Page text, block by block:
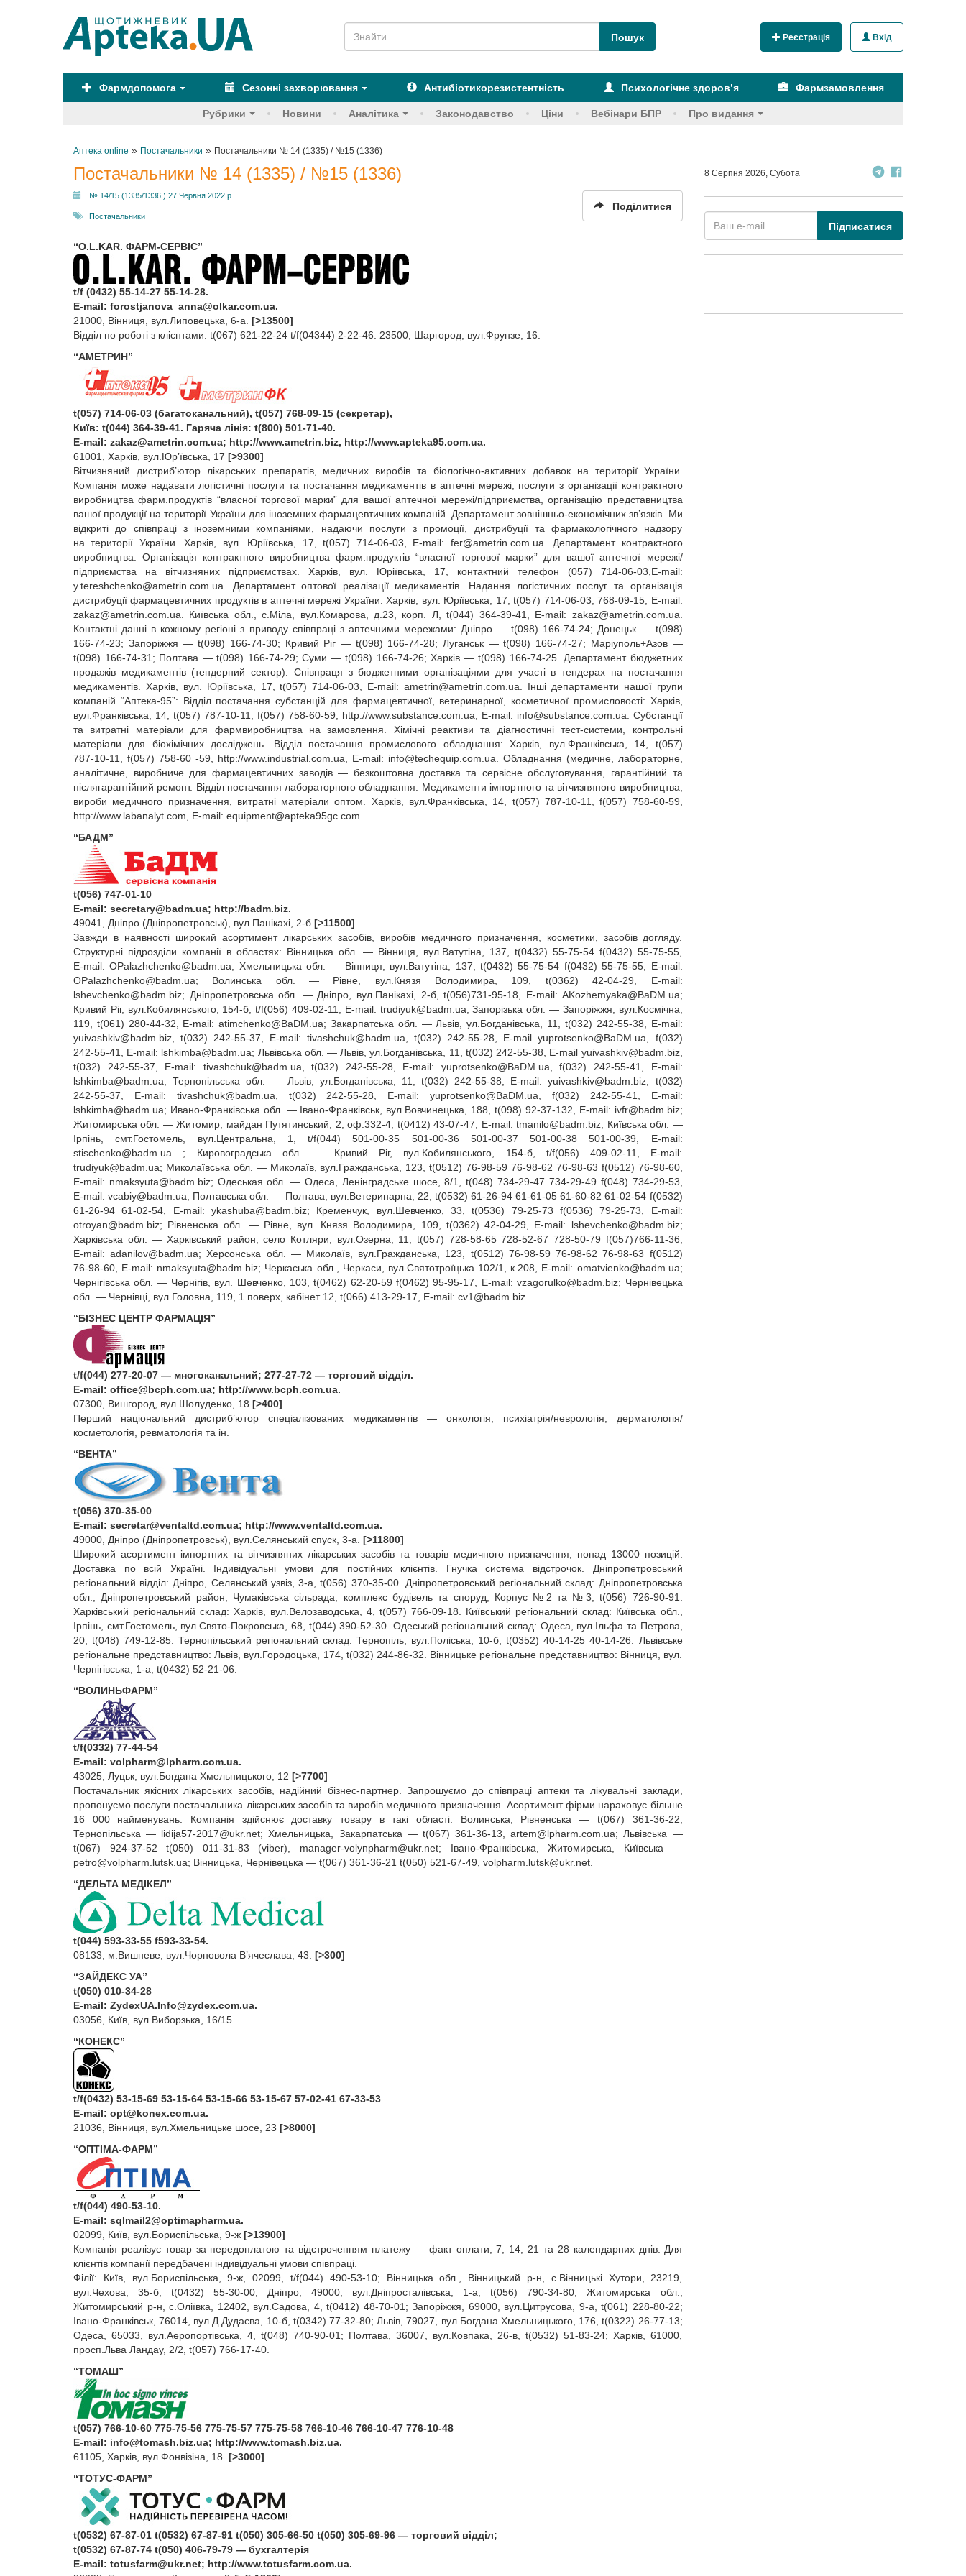
Реєстрація Вхід
Фармдопомога Сезонні захворювання Антибіотикорезистентність Психологічне здоров’я Фармзамовлення
Рубрики Новини Аналітика Законодавство Ціни Вебінари БПР Про видання
Аптека online » Постачальники » Постачальники № 14 (1335) / №15 (1336)
Постачальники № 14 (1335) / №15 (1336)
№ 14/15 (1335/1336 ) 27 Червня 2022 р.
Постачальники
Поділитися
“O.L.KAR. ФАРМ-СЕРВІС”
t/f (0432) 55-14-27 55-14-28.
E‑mail: forostjanova_anna@olkar.com.ua.
21000, Вінниця, вул.Липовецька, 6-а. [>13500]
Відділ по роботі з клієнтами: t(067) 621‑22‑24 t/f(04344) 2‑22‑46. 23500, Шаргород, вул.Фрунзе, 16.
“АМЕТРИН”
t(057) 714-06-03 (багатоканальний), t(057) 768-09-15 (секретар),
Київ: t(044) 364-39-41. Гаряча лінія: t(800) 501-71-40.
E‑mail: zakaz@ametrin.com.ua; http://www.ametrin.biz, http://www.apteka95.com.ua.
61001, Харків, вул.Юр’ївська, 17 [>9300]
Вітчизняний дистриб’ютор лікарських препаратів, медичних виробів та біологічно‑активних добавок на території України.
Компанія може надавати логістичні послуги та постачання медикаментів в аптечні мережі, послуги з організації контрактного
виробництва фарм.продуктів “власної торгової марки” для вашої аптечної мережі/підприємства, організацію представництва
вашої продукції на території України для іноземних фармацевтичних компаній. Департамент зовнішньо‑економічних зв’язків. Ми
відкриті до співпраці з іноземними компаніями, надаючи послуги з промоції, дистрибуції та фармакологічного надзору
на території України. Харків, вул. Юріївська, 17, t(057) 714‑06‑03, E‑mail: fer@ametrin.com.ua . Департамент контрактного
виробництва. Організація контрактного виробництва фарм.продуктів “власної торгової марки” для вашої аптечної мережі/
підприємства на вітчизняних підприємствах. Харків, вул. Юріївська, 17, контактний телефон (057) 714‑06‑03,E‑mail:
y.tereshchenko@ametrin.com.ua . Департамент оптової реалізації медикаментів. Надання логістичних послуг та організація
дистрибуції фармацевтичних продуктів в аптечні мережі України. Харків, вул. Юріївська, 17, t(057) 714‑06‑03, 768‑09‑15, E‑mail:
zakaz@ametrin.com.ua . Київська обл., с.Міла, вул.Комарова, д.23, корп. Л, t(044) 364‑39‑41, E‑mail: zakaz@ametrin.com.ua
Контактні данні в кожному регіоні з приводу співпраці з аптечними мережами: Дніпро — t(098) 166‑74‑24; Донецьк — t(098)
166‑74‑23; Запоріжжя — t(098) 166‑74‑30; Кривий Ріг — t(098) 166‑74‑28; Луганськ — t(098) 166‑74‑27; Маріуполь+Азов —
t(098) 166‑74‑31; Полтава — t(098) 166‑74‑29; Суми — t(098) 166‑74‑26; Харків — t(098) 166‑74‑25. Департамент бюджетних
продажів медикаментів (тендерний сектор). Співпраця з бюджетними організаціями для участі в тендерах на постачання
медикаментів. Харків, вул. Юріївська, 17, t(057) 714‑06‑03, E‑mail: ametrin@ametrin.com.ua . Інші департаменти нашої групи
компаній “Аптека‑95”: Відділ постачання субстанцій для фармацевтичної, ветеринарної, косметичної промисловості: Харків,
вул.Франківська, 14, t(057) 787‑10‑11, f(057) 758‑60‑59, http://www.substance.com.ua, E‑mail: info@substance.com.ua . Субстанції
та витратні матеріали для фармвиробництва на замовлення. Хімічні реактиви та діагностичні тест‑системи, контрольні
матеріали для біохімічних досліджень. Відділ постачання промислового обладнання: Харків, вул.Франківська, 14, t(057)
787‑10‑11, f(057) 758‑60 ‑59, http://www.industrial.com.ua, E‑mail: info@techequip.com.ua . Обладнання (медичне, лабораторне,
аналітичне, виробниче для фармацевтичних заводів — безкоштовна доставка та сервісне обслуговування, гарантійний та
післягарантійний ремонт. Відділ постачання лабораторного обладнання: Медикаменти імпортного та вітчизняного виробництва,
вироби медичного призначення, витратні матеріали оптом. Харків, вул.Франківська, 14, t(057) 787‑10‑11, f(057) 758‑60‑59,
http://www.labanalyt.com, E‑mail: equipment@apteka95gc.com
“БАДМ”
t(056) 747-01-10
E‑mail: secretary@badm.ua; http://badm.biz.
49041, Дніпро (Дніпропетровськ), вул.Панікахі, 2-б [>11500]
Завжди в наявності широкий асортимент лікарських засобів, виробів медичного призначення, косметики, засобів догляду.
Структурні підрозділи компанії в областях: Вінницька обл. — Вінниця, вул.Ватутіна, 137, t(0432) 55‑75‑54 f(0432) 55‑75‑55,
E‑mail:OPalazhchenko@badm.ua; Хмельницька обл. — Вінниця, вул.Ватутіна, 137, t(0432) 55‑75‑54 f(0432) 55‑75‑55, E‑mail:
OPalazhchenko@badm.ua; Волинська обл. — Рівне, вул.Князя Володимира, 109, t(0362) 42‑04‑29, E‑mail:
lshevchenko@badm.biz; Дніпропетровська обл. — Дніпро, вул.Панікахі, 2‑б, t(056)731‑95‑18, E‑mail: AKozhemyaka@BaDM.ua;
Кривий Ріг, вул.Кобилянського, 154‑б, t/f(056) 409‑02‑11, E‑mail: trudiyuk@badm.ua; Запорізька обл. — Запоріжжя, вул.Космічна,
119, t(061) 280‑44‑32, E‑mail:atimchenko@BaDM.ua; Закарпатська обл. — Львів, ул.Богданівська, 11, t(032) 242‑55‑38, E‑mail:
yuivashkiv@badm.biz , t(032) 242‑55‑37, E‑mail:tivashchuk@badm.ua , t(032) 242‑55‑28, E‑mailyuprotsenko@BaDM.ua , f(032)
242‑55‑41, E‑mail: lshkimba@badm.ua; Львівська обл. — Львів, ул.Богданівська, 11, t(032) 242‑55‑38, E‑mail yuivashkiv@badm.biz,
t(032) 242‑55‑37, E‑mail: tivashchuk@badm.ua , t(032) 242‑55‑28, E‑mail: yuprotsenko@BaDM.ua , f(032) 242‑55‑41, E‑mail:
lshkimba@badm.ua; Тернопільська обл. — Львів, ул.Богданівська, 11, t(032) 242‑55‑38, E‑mail:yuivashkiv@badm.biz , t(032)
242‑55‑37, E‑mail: tivashchuk@badm.ua , t(032) 242‑55‑28, E‑mail:yuprotsenko@BaDM.ua , f(032) 242‑55‑41, E‑mail:
lshkimba@badm.ua; Ивано‑Франківська обл. — Івано‑Франківськ, вул.Вовчинецька, 188, t(098) 92‑37‑132, E‑mail: ivfr@badm.biz;
Житомирська обл. — Житомир, майдан Путятинський, 2, оф.332‑4, t(0412) 43‑07‑47, E‑mail:tmanilo@badm.biz; Київська обл. —
Ірпінь, смт.Гостомель, вул.Центральна, 1, t/f(044) 501‑00‑35 501‑00‑36 501‑00‑37 501‑00‑38 501‑00‑39, E‑mail:
stischenko@badm.ua ; Кировоградська обл. — Кривий Ріг, вул.Кобилянського, 154‑б, t/f(056) 409‑02‑11, E‑mail:
trudiyuk@badm.ua; Миколаївська обл. — Миколаїв, вул.Гражданська, 123, t(0512) 76‑98‑59 76‑98‑62 76‑98‑63 f(0512) 76‑98‑60,
E‑mail: nmaksyuta@badm.biz; Одеськая обл. — Одеса, Ленінградське шосе, 8/1, t(048) 734‑29‑47 734‑29‑49 f(048) 734‑29‑53,
E‑mail:vcabiy@badm.ua; Полтавська обл. — Полтава, вул.Ветеринарна, 22, t(0532) 61‑26‑94 61‑61‑05 61‑60‑82 61‑02‑54 f(0532)
61‑26‑94 61‑02‑54, E‑mail: ykashuba@badm.biz; Кременчук, вул.Шевченко, 33, t(0536) 79‑25‑73 f(0536) 79‑25‑73, E‑mail:
otroyan@badm.biz; Рівненська обл. — Рівне, вул. Князя Володимира, 109, t(0362) 42‑04‑29, E‑mail: lshevchenko@badm.biz;
Харківська обл. — Харківський район, село Котляри, вул.Озерна, 11, t(057) 728‑58‑65 728‑52‑67 728‑50‑79 f(057)766‑11‑36,
E‑mail:adanilov@badm.ua; Херсонська обл. — Миколаїв, вул.Гражданська, 123, t(0512) 76‑98‑59 76‑98‑62 76‑98‑63 f(0512)
76‑98‑60, E‑mail: nmaksyuta@badm.biz; Черкаська обл., Черкаси, вул.Святотроїцька 102/1, к.208, E‑mail: omatvienko@badm.ua;
Чернігівська обл. — Чернігів, вул. Шевченко, 103, t(0462) 62‑20‑59 f(0462) 95‑95‑17, E‑mail:vzagorulko@badm.biz; Чернівецька
обл. — Чернівці, вул.Головна, 119, 1 поверх, кабінет 12, t(066) 413‑29‑17, E‑mail: cv1@badm.biz
“БІЗНЕС ЦЕНТР ФАРМАЦІЯ”
t/f(044) 277-20-07 — многоканальний; 277-27-72 — торговий відділ.
E‑mail: office@bcph.com.ua; http://www.bcph.com.ua.
07300, Вишгород, вул.Шолуденко, 18 [>400]
Перший національний дистриб’ютор спеціалізованих медикаментів — онкологія, психіатрія/неврологія, дерматологія/
косметологія, ревматологія та ін.
“ВЕНТА”
t(056) 370-35-00
E‑mail: secretar@ventaltd.com.ua; http://www.ventaltd.com.ua.
49000, Дніпро (Дніпропетровськ), вул.Селянський спуск, 3-а. [>11800]
Широкий асортимент імпортних та вітчизняних лікарських засобів та товарів медичного призначення, понад 13000 позицій.
Доставка по всій Україні. Індивідуальні умови для постійних клієнтів. Гнучка система відстрочок. Дніпропетровський
регіональний відділ: Дніпро, Селянський узвіз, 3‑а, t(056) 370‑35‑00. Дніпропетровський регіональний склад: Дніпропетровська
обл., Дніпропетровський район, Чумаківська сільрада, комплекс будівель та споруд, Корпус №2 та №3, t(056) 726‑90‑91.
Харківський регіональний склад: Харків, вул.Велозаводська, 4, t(057) 766‑09‑18. Київський регіональний склад: Київська обл.,
Ірпінь, смт.Гостомель, вул.Свято‑Покровська, 68, t(044) 390‑52‑30. Одеський регіональний склад: Одеса, вул.Ільфа та Петрова,
20, t(048) 749‑12‑85. Тернопільський регіональний склад: Тернопіль, вул.Поліська, 10‑б, t(0352) 40‑14‑25 40‑14‑26. Львівське
регіональне представництво: Львів, вул.Городоцька, 174, t(032) 244‑86‑32. Вінницьке регіональне представництво: Вінниця, вул.
Чернігівська, 1‑а, t(0432) 52‑21‑06.
“ВОЛИНЬФАРМ”
t/f(0332) 77-44-54
E‑mail: volpharm@lpharm.com.ua.
43025, Луцьк, вул.Богдана Хмельницького, 12 [>7700]
Постачальник якісних лікарських засобів, надійний бізнес‑партнер. Запрошуємо до співпраці аптеки та лікувальні заклади,
пропонуємо послуги постачальника лікарських засобів та виробів медичного призначення. Асортимент фірми нараховує більше
16 000 найменувань. Компанія здійснює доставку товару в такі області: Волинська, Рівненська — t(067) 361‑36‑22;
Тернопільська — lidija57‑2017@ukr.net; Хмельницька, Закарпатська — t(067) 361‑36‑13,artem@lpharm.com.ua; Львівська —
t(067) 924‑37‑52 t(050) 011‑31‑83 (viber), manager‑volynpharm@ukr.net; Івано‑Франківська, Житомирська, Київська —
petro@volpharm.lutsk.ua; Вінницька, Чернівецька — t(067) 361‑36‑21 t(050) 521‑67‑49, volpharm.lutsk@ukr.net
“ДЕЛЬТА МЕДІКЕЛ”
t(044) 593-33-55 f593-33-54.
08133, м.Вишневе, вул.Чорновола В’ячеслава, 43. [>300]
“ЗАЙДЕКС УА”
t(050) 010-34-28
E‑mail: ZydexUA.Info@zydex.com.ua.
03056, Київ, вул.Виборзька, 16/15
“КОНЕКС”
t/f(0432) 53-15-69 53-15-64 53-15-66 53-15-67 57-02-41 67-33-53
E‑mail: opt@konex.com.ua.
21036, Вінниця, вул.Хмельницьке шосе, 23 [>8000]
“ОПТІМА-ФАРМ”
t/f(044) 490-53-10.
E‑mail: sqlmail2@optimapharm.ua.
02099, Київ, вул.Бориспільська, 9-ж [>13900]
Компанія реалізує товар за передоплатою та відстроченням платежу — факт оплати, 7, 14, 21 та 28 календарних днів. Для
клієнтів компанії передбачені індивідуальні умови співпраці.
Філії: Київ, вул.Бориспільська, 9‑ж, 02099, t/f(044) 490‑53‑10; Вінницька обл., Вінницький р‑н, с.Вінницькі Хутори, 23219,
вул.Чехова, 35‑б, t(0432) 55‑30‑00; Дніпро, 49000, вул.Дніпросталівська, 1‑а, t(056) 790‑34‑80; Житомирська обл.,
Житомирський р‑н, с.Оліївка, 12402, вул.Садова, 4, t(0412) 48‑70‑01; Запоріжжя, 69000, вул.Цитрусова, 9‑а, t(061) 228‑80‑22;
Івано‑Франківськ, 76014, вул.Д.Дудаєва, 10‑б, t(0342) 77‑32‑80; Львів, 79027, вул.Богдана Хмельницького, 176, t(0322) 26‑77‑13;
Одеса, 65033, вул.Аеропортівська, 4, t(048) 740‑90‑01; Полтава, 36007, вул.Ковпака, 26‑в, t(0532) 51‑83‑24; Харків, 61000,
просп.Льва Ландау, 2/2, t(057) 766‑17‑40.
“ТОМАШ”
t(057) 766-10-60 775-75-56 775-75-57 775-75-58 766-10-46 766-10-47 776-10-48
E‑mail: info@tomash.biz.ua; http://www.tomash.biz.ua.
61105, Харків, вул.Фонвізіна, 18. [>3000]
“ТОТУС-ФАРМ”
t(0532) 67-87-01 t(0532) 67-87-91 t(050) 305-66-50 t(050) 305-69-96 — торговий відділ;
t(0532) 67-87-74 t(050) 406-79-79 — бухгалтерія
E‑mail: totusfarm@ukr.net; http://www.totusfarm.com.ua.
8 Серпня 2026, Субота
Підписатися